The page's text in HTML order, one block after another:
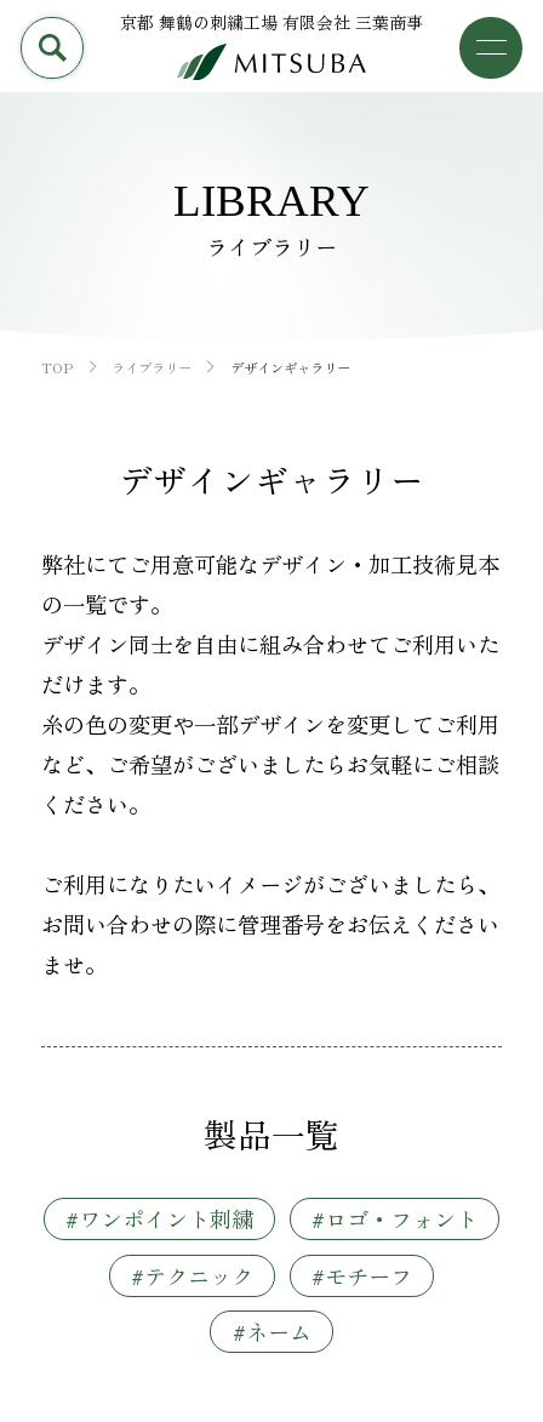
京都 舞鶴の刺繍工場 有限会社 三葉商事
加工事例
採用情報
お知らせ
オンラインショップ
CONTACT お問い合わせ
個人様 企業・団体様
LINE
PRODUCT 加工事例
OEM
LIBRARY
ライブラリー
TOP ライブラリー デザインギャラリー
デザインギャラリー
弊社にてご用意可能なデザイン・加工技術見本
の一覧です。
デザイン同士を自由に組み合わせてご利用いた
だけます。
糸の色の変更や一部デザインを変更してご利用
など、ご希望がございましたらお気軽にご相談
ください。
ご利用になりたいイメージがございましたら、
お問い合わせの際に管理番号をお伝えください
ませ。
製品一覧
#ワンポイント刺繍
#ロゴ・フォント
#テクニック
#モチーフ
#ネーム